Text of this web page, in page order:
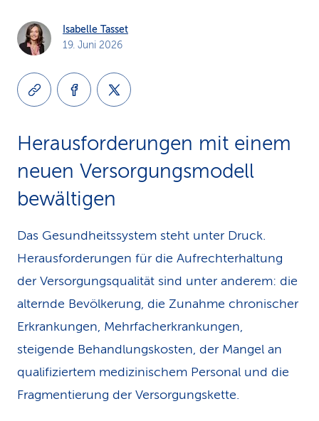
Isabelle Tasset
19. Juni 2026
Herausforderungen mit einem
neuen Versorgungsmodell
bewältigen
Das Gesundheitssystem steht unter Druck.
Herausforderungen für die Aufrechterhaltung
der Versorgungsqualität sind unter anderem: die
alternde Bevölkerung, die Zunahme chronischer
Erkrankungen, Mehrfacherkrankungen,
steigende Behandlungskosten, der Mangel an
qualifiziertem medizinischem Personal und die
Fragmentierung der Versorgungskette.